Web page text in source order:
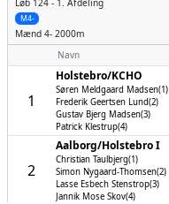
Løb 124 - 1. Afdeling
M4-
Mænd 4- 2000m
Navn
1
Holstebro/­KCHO
Søren Meldgaard Madsen(1)
Frederik Geertsen Lund(2)
Gustav Bjerg Madsen(3)
Patrick Klestrup(4)
2
Aalborg/­Holstebro I
Christian Taulbjerg(1)
Simon Nygaard-Thomsen(2)
Lasse Esbech Stenstrop(3)
Jannik Mose Skov(4)